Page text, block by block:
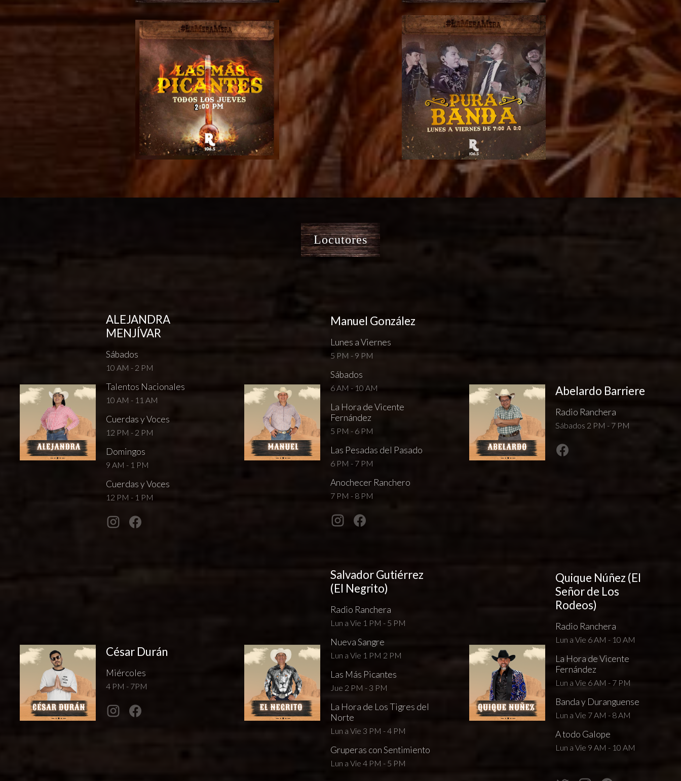
Locutores
ALEJANDRA
MENJÍVAR
Sábados
10 AM - 2 PM
Talentos Nacionales
10 AM - 11 AM
Cuerdas y Voces
12 PM - 2 PM
Domingos
9 AM - 1 PM
Cuerdas y Voces
12 PM - 1 PM
Manuel González
Lunes a Viernes
5 PM - 9 PM
Sábados
6 AM - 10 AM
La Hora de Vicente
Fernández
5 PM - 6 PM
Las Pesadas del Pasado
6 PM - 7 PM
Anochecer Ranchero
7 PM - 8 PM
Abelardo Barriere
Radio Ranchera
Sábados 2 PM - 7 PM
César Durán
Miércoles
4 PM - 7PM
Salvador Gutiérrez
(El Negrito)
Radio Ranchera
Lun a Vie 1 PM - 5 PM
Nueva Sangre
Lun a Vie 1 PM 2 PM
Las Más Picantes
Jue 2 PM - 3 PM
La Hora de Los Tigres del
Norte
Lun a Vie 3 PM - 4 PM
Gruperas con Sentimiento
Lun a Vie 4 PM - 5 PM
Quique Núñez (El
Señor de Los
Rodeos)
Radio Ranchera
Lun a Vie 6 AM - 10 AM
La Hora de Vicente
Fernández
Lun a Vie 6 AM - 7 PM
Banda y Duranguense
Lun a Vie 7 AM - 8 AM
A todo Galope
Lun a Vie 9 AM - 10 AM